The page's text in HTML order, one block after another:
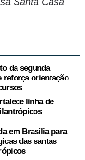
da segunda
reforça orientação
linha de
em Brasília para
das santas